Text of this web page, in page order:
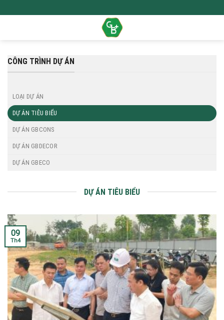
to
CÔNG TRÌNH DỰ ÁN
LOẠI DỰ ÁN
DỰ ÁN TIÊU BIỂU
DỰ ÁN GBCONS
DỰ ÁN GBDECOR
DỰ ÁN GBECO
DỰ ÁN TIÊU BIỂU
09
Th4